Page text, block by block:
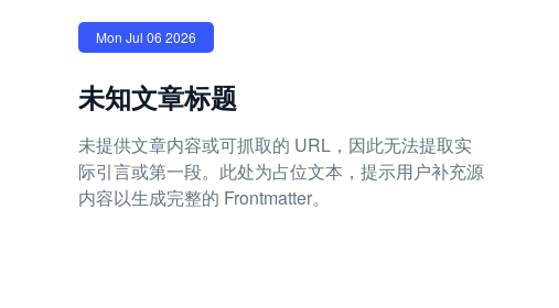
Mon Jul 06 2026
未知文章标题
未提供文章内容或可抓取的 URL，因此无法提取实
际引言或第一段。此处为占位文本，提示用户补充源
内容以生成完整的 Frontmatter。